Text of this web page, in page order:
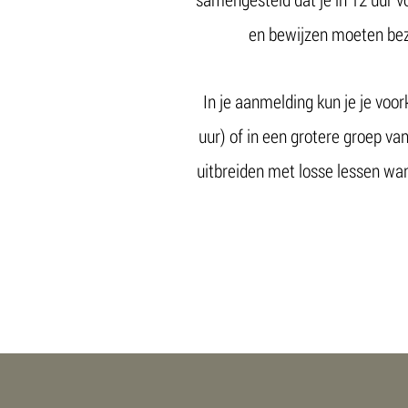
en bewijzen moeten
In je aanmelding kun je je
uur) of in een grotere groep
uitbreiden met losse lessen